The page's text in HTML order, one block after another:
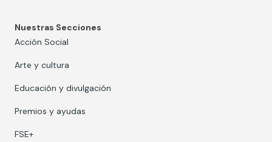
Nuestras Secciones
Acción Social
Arte y cultura
Educación y divulgación
Premios y ayudas
FSE+